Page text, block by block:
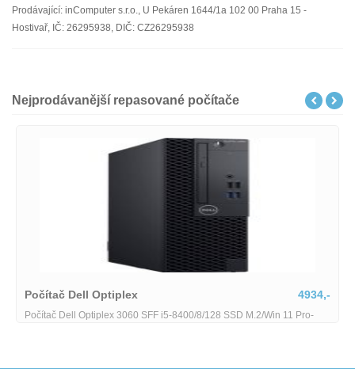
Prodávající: inComputer s.r.o., U Pekáren 1644/1a 102 00 Praha 15 -
Hostivař, IČ: 26295938, DIČ: CZ26295938
Nejprodávanější repasované počítače
Počítač Dell Optiplex 4934,-
Počítač Dell Optiplex 3060 SFF i5-8400/8/128 SSD M.2/Win 11 Pro-